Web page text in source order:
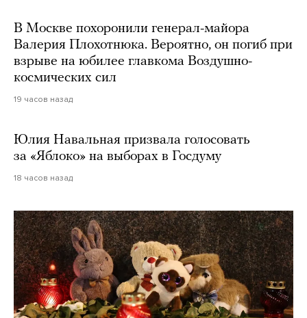
В Москве похоронили генерал-майора
Валерия Плохотнюка. Вероятно, он погиб при
взрыве на юбилее главкома Воздушно-
космических сил
19 часов назад
Юлия Навальная призвала голосовать
за «Яблоко» на выборах в Госдуму
18 часов назад